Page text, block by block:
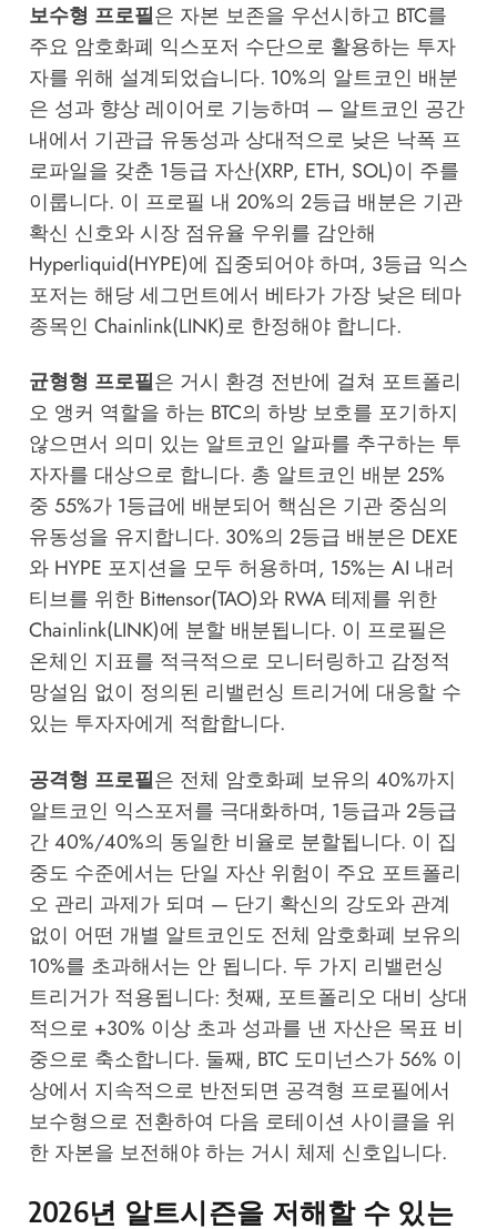
보수형 프로필은 자본 보존을 우선시하고 BTC를
주요 암호화폐 익스포저 수단으로 활용하는 투자
자를 위해 설계되었습니다. 10%의 알트코인 배분
은 성과 향상 레이어로 기능하며 — 알트코인 공간
내에서 기관급 유동성과 상대적으로 낮은 낙폭 프
로파일을 갖춘 1등급 자산(XRP, ETH, SOL)이 주를
이룹니다. 이 프로필 내 20%의 2등급 배분은 기관
확신 신호와 시장 점유율 우위를 감안해
Hyperliquid(HYPE)에 집중되어야 하며, 3등급 익스
포저는 해당 세그먼트에서 베타가 가장 낮은 테마
종목인 Chainlink(LINK)로 한정해야 합니다.
균형형 프로필은 거시 환경 전반에 걸쳐 포트폴리
오 앵커 역할을 하는 BTC의 하방 보호를 포기하지
않으면서 의미 있는 알트코인 알파를 추구하는 투
자자를 대상으로 합니다. 총 알트코인 배분 25%
중 55%가 1등급에 배분되어 핵심은 기관 중심의
유동성을 유지합니다. 30%의 2등급 배분은 DEXE
와 HYPE 포지션을 모두 허용하며, 15%는 AI 내러
티브를 위한 Bittensor(TAO)와 RWA 테제를 위한
Chainlink(LINK)에 분할 배분됩니다. 이 프로필은
온체인 지표를 적극적으로 모니터링하고 감정적
망설임 없이 정의된 리밸런싱 트리거에 대응할 수
있는 투자자에게 적합합니다.
공격형 프로필은 전체 암호화폐 보유의 40%까지
알트코인 익스포저를 극대화하며, 1등급과 2등급
간 40%/40%의 동일한 비율로 분할됩니다. 이 집
중도 수준에서는 단일 자산 위험이 주요 포트폴리
오 관리 과제가 되며 — 단기 확신의 강도와 관계
없이 어떤 개별 알트코인도 전체 암호화폐 보유의
10%를 초과해서는 안 됩니다. 두 가지 리밸런싱
트리거가 적용됩니다: 첫째, 포트폴리오 대비 상대
적으로 +30% 이상 초과 성과를 낸 자산은 목표 비
중으로 축소합니다. 둘째, BTC 도미넌스가 56% 이
상에서 지속적으로 반전되면 공격형 프로필에서
보수형으로 전환하여 다음 로테이션 사이클을 위
한 자본을 보전해야 하는 거시 체제 신호입니다.
2026년 알트시즌을 저해할 수 있는